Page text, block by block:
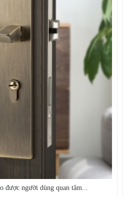
được người dùng quan tâm...